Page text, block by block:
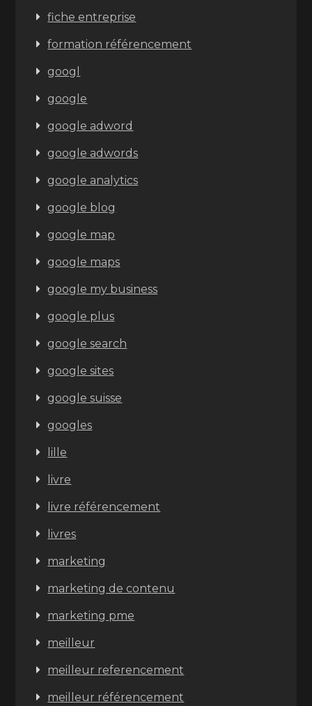
fiche entreprise
formation référencement
googl
google
google adword
google adwords
google analytics
google blog
google map
google maps
google my business
google plus
google search
google sites
google suisse
googles
lille
livre
livre référencement
livres
marketing
marketing de contenu
marketing pme
meilleur
meilleur referencement
meilleur référencement